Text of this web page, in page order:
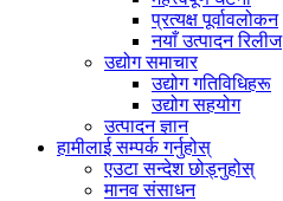
प्रत्यक्ष पूर्वावलोकन
नयाँ उत्पादन रिलीज
उद्योग समाचार
उद्योग गतिविधिहरू
उद्योग सहयोग
उत्पादन ज्ञान
हामीलाई सम्पर्क गर्नुहोस्
एउटा सन्देश छोड्नुहोस्
मानव संसाधन